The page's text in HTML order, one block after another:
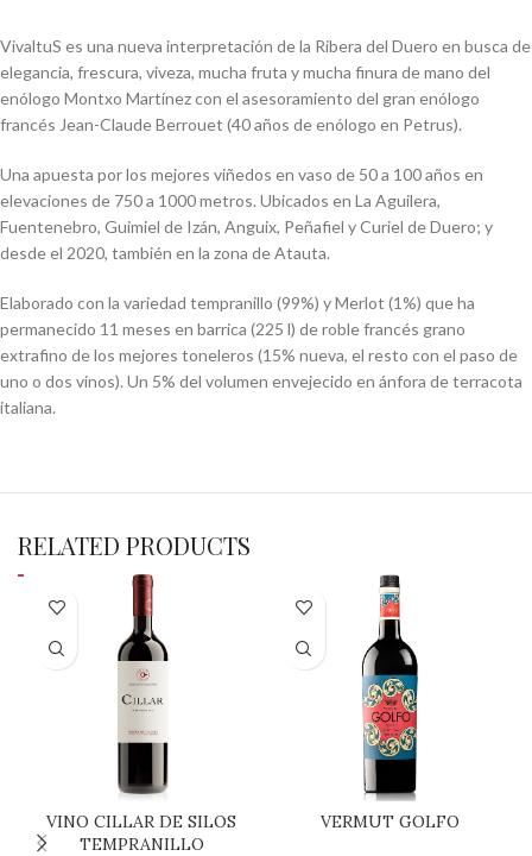
VivaltuS es una nueva interpretación de la Ribera del Duero en busca de
elegancia, frescura, viveza, mucha fruta y mucha finura de mano del
enólogo Montxo Martínez con el asesoramiento del gran enólogo
francés Jean-Claude Berrouet (40 años de enólogo en Petrus).
Una apuesta por los mejores viñedos en vaso de 50 a 100 años en
elevaciones de 750 a 1000 metros. Ubicados en La Aguilera,
Fuentenebro, Guimiel de Izán, Anguix, Peñafiel y Curiel de Duero; y
desde el 2020, también en la zona de Atauta.
Elaborado con la variedad tempranillo (99%) y Merlot (1%) que ha
permanecido 11 meses en barrica (225 l) de roble francés grano
extrafino de los mejores toneleros (15% nueva, el resto con el paso de
uno o dos vinos). Un 5% del volumen envejecido en ánfora de terracota
italiana.
RELATED PRODUCTS
VINO CILLAR DE SILOS
TEMPRANILLO
VERMUT GOLFO